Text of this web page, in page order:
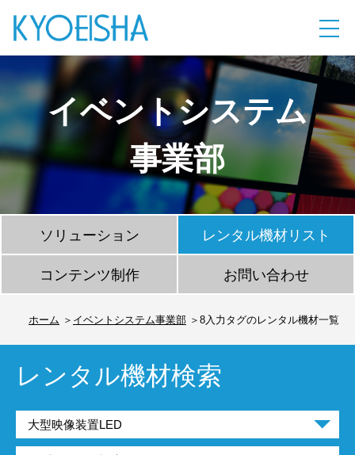
イベントシステム
事業部
ソリューション レンタル機材リスト
コンテンツ制作 お問い合わせ
ホーム イベントシステム事業部 8入力タグのレンタル機材一覧
レンタル機材検索